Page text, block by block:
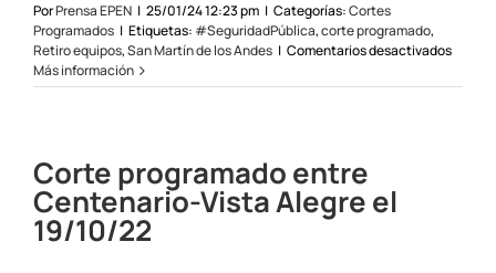
PorPrensa EPEN | 25/01/24 12:23 pm | Categorías:Cortes
Programados | Etiquetas: #SeguridadPública,corte programado,
Retiro equipos,San Martín de los Andes | Comentarios desactivadosen
Más información
Corte programado entre
Centenario-Vista Alegre el
19/10/22